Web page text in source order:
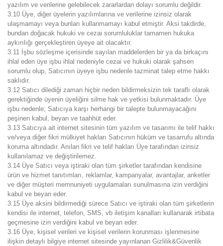
yazılım ve verilerine gelebilecek zararlardan dolayı sorumlu değildir.
3.10 Üye, diğer üyelerin yazılımlarına ve verilerine izinsiz olarak
ulaşmamayı veya bunları kullanmamayı kabul etmiştir. Aksi takdirde,
bundan doğacak hukuki ve cezai sorumluluklar tamamen hukuka
aykırılığı gerçekleştiren üyeye ait olacaktır.
3.11 İşbu sözleşme içerisinde sayılan maddelerden bir ya da birkaçını
ihlal eden üye işbu ihlal nedeniyle cezai ve hukuki olarak şahsen
sorumlu olup, Satıcının üyeye işbu nedenle tazminat talep etme hakkı
saklıdır.
3.12 Satıcı dilediği zaman hiçbir neden bildirmeksizin tek taraflı olarak
gerektiğinde üyenin üyeliğini silme hak ve yetkisi bulunmaktadır. Üye
işbu nedenle; Satıcıya karşı herhangi bir talepte bulunmayacağını
peşinen kabul, beyan ve taahhüt eder.
3.13 Satıcıya ait internet sitesinin tüm yazılım ve tasarımı ile telif hakkı
ve/veya diğer fikri mülkiyet hakları Satıcının hüküm ve tasarrufu altında
koruma altındadır. Anılan fikri ve telif hakları Üye tarafından izinsiz
kullanılamaz ve değiştirilemez.
3.14 Üye Satıcı veya iştiraki olan tüm şirketler tarafından kendisine
ürün ve hizmet tanıtımları, reklamlar, kampanyalar, avantajlar, anketler
ve diğer müşteri memnuniyeti uygulamaları sunulmasına izin verdiğini
kabul ve beyan eder.
3.15 Üye aksini bildirmediği sürece Satıcı ve iştiraki olan tüm şirketlerin
kendisi ile internet, telefon, SMS, vb iletişim kanalları kullanarak irtibata
geçmesine izin verdiğini kabul ve beyan eder.
3.16 Üye, kişisel verileri ve kişisel verilerin korunması işlenmesine
ilişkin detaylı bilgiye internet sitesinde yayınlanan Gizlilik&Güvenlik